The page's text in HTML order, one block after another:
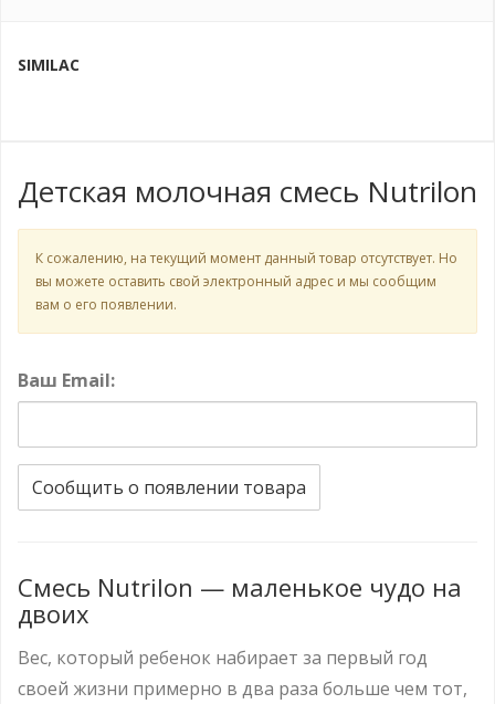
SIMILAC
Детская молочная смесь Nutrilon
К сожалению, на текущий момент данный товар отсутствует. Но
вы можете оставить свой электронный адрес и мы сообщим
вам о его появлении.
Ваш Email:
Сообщить о появлении товара
Смесь Nutrilon — маленькое чудо на
двоих
Вес, который ребенок набирает за первый год
своей жизни примерно в два раза больше чем тот,